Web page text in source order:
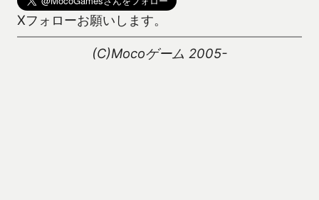
Xフォローお願いします。
(C)Mocoゲーム 2005-